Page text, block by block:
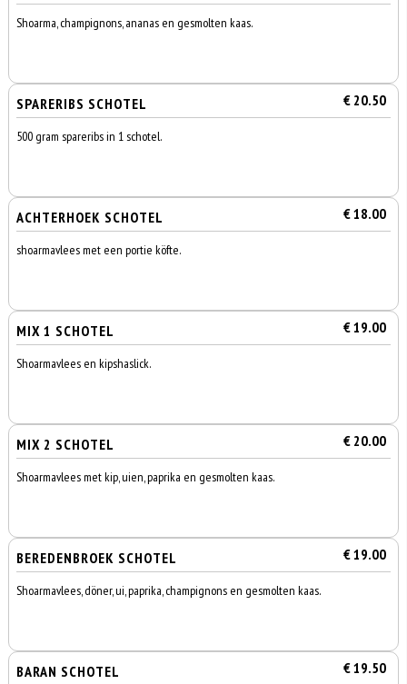
Shoarma, champignons, ananas en gesmolten kaas.
SPARERIBS SCHOTEL € 20.50
500 gram spareribs in 1 schotel.
ACHTERHOEK SCHOTEL € 18.00
shoarmavlees met een portie köfte.
MIX 1 SCHOTEL € 19.00
Shoarmavlees en kipshaslick.
MIX 2 SCHOTEL € 20.00
Shoarmavlees met kip, uien, paprika en gesmolten kaas.
BEREDENBROEK SCHOTEL € 19.00
Shoarmavlees, döner, ui, paprika, champignons en gesmolten kaas.
BARAN SCHOTEL € 19.50